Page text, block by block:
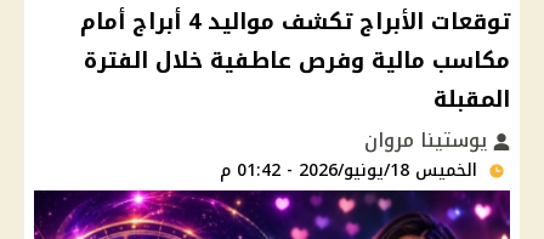
توقعات الأبراج تكشف مواليد 4 أبراج أمام
مكاسب مالية وفرص عاطفية خلال الفترة
المقبلة
يوستينا مروان
الخميس 18/يونيو/2026 - 01:42 م